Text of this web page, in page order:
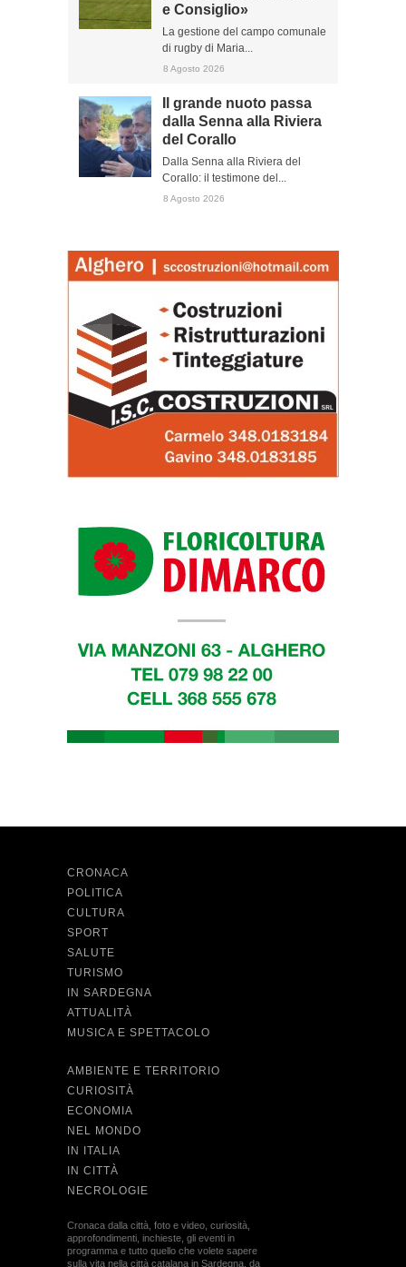
e Consiglio»
La gestione del campo comunale
di rugby di Maria...
8 Agosto 2026
Il grande nuoto passa
dalla Senna alla Riviera
del Corallo
Dalla Senna alla Riviera del
Corallo: il testimone del...
8 Agosto 2026
CRONACA
POLITICA
CULTURA
SPORT
SALUTE
TURISMO
IN SARDEGNA
ATTUALITÀ
MUSICA E SPETTACOLO
AMBIENTE E TERRITORIO
CURIOSITÀ
ECONOMIA
NEL MONDO
IN ITALIA
IN CITTÀ
NECROLOGIE
Cronaca dalla città, foto e video, curiosità,
approfondimenti, inchieste, gli eventi in
programma e tutto quello che volete sapere
sulla vita nella città catalana in Sardegna, da